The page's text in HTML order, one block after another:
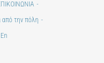
την πόλη